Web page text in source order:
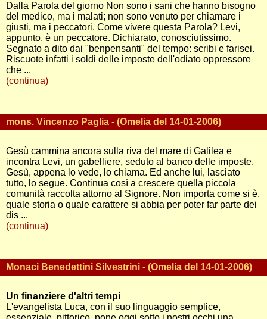
Dalla Parola del giorno Non sono i sani che hanno bisogno
del medico, ma i malati; non sono venuto per chiamare i
giusti, ma i peccatori. Come vivere questa Parola? Levi,
appunto, è un peccatore. Dichiarato, conosciutissimo.
Segnato a dito dai "benpensanti" del tempo: scribi e farisei.
Riscuote infatti i soldi delle imposte dell'odiato oppressore
che ...
(continua)
mons. Vincenzo Paglia - (Omelia del 14-01-2006)
Gesù cammina ancora sulla riva del mare di Galilea e
incontra Levi, un gabelliere, seduto al banco delle imposte.
Gesù, appena lo vede, lo chiama. Ed anche lui, lasciato
tutto, lo segue. Continua così a crescere quella piccola
comunità raccolta attorno al Signore. Non importa come si è,
quale storia o quale carattere si abbia per poter far parte dei
dis ...
(continua)
Monaci Benedettini Silvestrini - (Omelia del 14-01-2006)
Un finanziere d'altri tempi
L'evangelista Luca, con il suo linguaggio semplice,